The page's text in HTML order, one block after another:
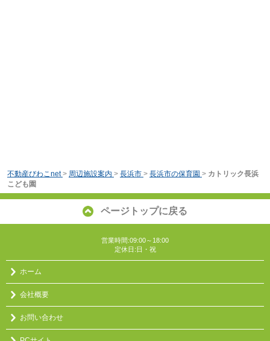
不動産びわこnet > 周辺施設案内 > 長浜市 > 長浜市の保育園 > カトリック長浜
こども園
ページトップに戻る
営業時間:09:00～18:00
定休日:日・祝
ホーム
会社概要
お問い合わせ